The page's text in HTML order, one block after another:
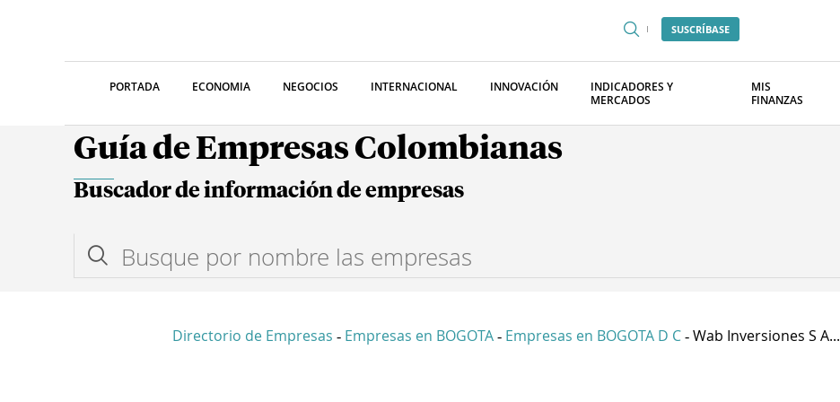
SUSCRÍBASE
PORTADA ECONOMIA NEGOCIOS INTERNACIONAL INNOVACIÓN
INDICADORES Y
MERCADOS
MIS
FINANZAS
Guía de Empresas Colombianas
Buscador de información de empresas
Directorio de Empresas - Empresas en BOGOTA - Empresas en BOGOTA D C - Wab Inversiones S A...